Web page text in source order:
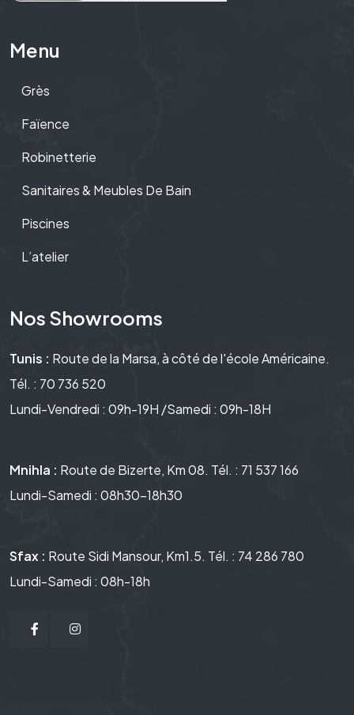
Menu
Grès
Faïence
Robinetterie
Sanitaires & Meubles De Bain
Piscines
L’atelier
Nos Showrooms
Tunis : Route de la Marsa, à côté de l'école Américaine.
Tél. : 70 736 520
Lundi-Vendredi : 09h-19H /Samedi : 09h-18H
Mnihla : Route de Bizerte, Km 08. Tél. : 71 537 166
Lundi-Samedi : 08h30-18h30
Sfax : Route Sidi Mansour, Km1.5. Tél. : 74 286 780
Lundi-Samedi : 08h-18h